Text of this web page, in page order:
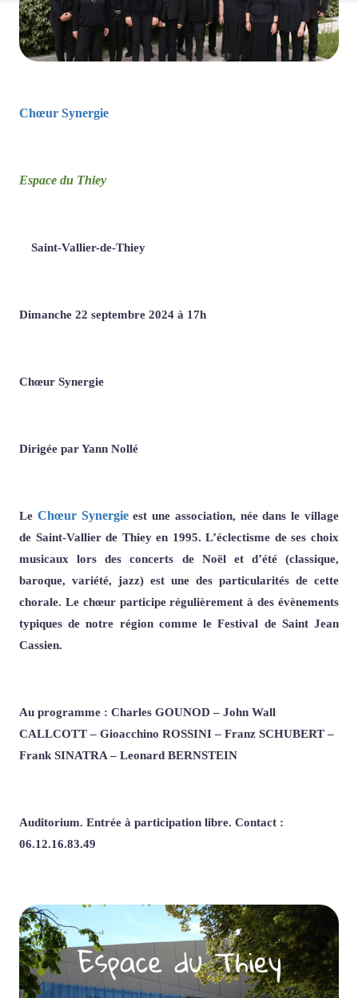
Chœur Synergie
Espace du Thiey
Saint-Vallier-de-Thiey
Dimanche 22 septembre 2024 à 17h
Chœur Synergie
Dirigée par Yann Nollé
Le Chœur Synergieest une association, née dans le village
de Saint-Vallier de Thiey en 1995. L’éclectisme de ses choix
musicaux lors des concerts de Noël et d’été (classique,
baroque, variété, jazz) est une des particularités de cette
chorale. Le chœur participe régulièrement à des évènements
typiques de notre région comme le Festival de Saint Jean
Cassien.
Au programme : Charles GOUNOD – John Wall
CALLCOTT – Gioacchino ROSSINI – Franz SCHUBERT –
Frank SINATRA – Leonard BERNSTEIN
Auditorium. Entrée à participation libre. Contact :
06.12.16.83.49